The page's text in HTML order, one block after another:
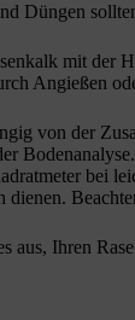
Düngen
mit der
Angießen
von der
bei
dienen.
aus, Ihren